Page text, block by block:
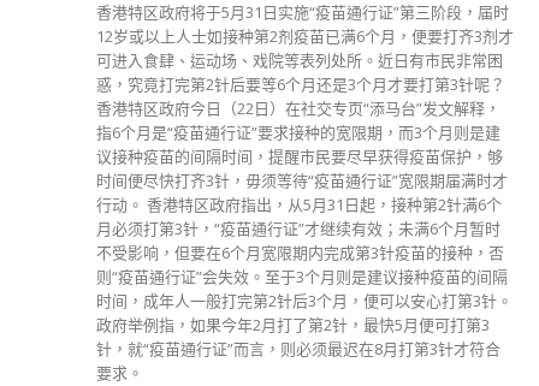
香港特区政府将于5月31日实施“疫苗通行证”第三阶段，届时
12岁或以上人士如接种第2剂疫苗已满6个月，便要打齐3剂才
可进入食肆、运动场、戏院等表列处所。近日有市民非常困
惑，究竟打完第2针后要等6个月还是3个月才要打第3针呢？
香港特区政府今日（22日）在社交专页“添马台”发文解释，
指6个月是“疫苗通行证”要求接种的宽限期，而3个月则是建
议接种疫苗的间隔时间，提醒市民要尽早获得疫苗保护，够
时间便尽快打齐3针，毋须等待“疫苗通行证”宽限期届满时才
行动。 香港特区政府指出，从5月31日起，接种第2针满6个
月必须打第3针，“疫苗通行证”才继续有效；未满6个月暂时
不受影响，但要在6个月宽限期内完成第3针疫苗的接种，否
则“疫苗通行证”会失效️。至于3个月则是建议接种疫苗的间隔
时间，成年人一般打完第2针后3个月，便可以安心打第3针。
政府举例指，如果今年2月打了第2针，最快5月便可打第3
针，就“疫苗通行证”而言，则必须最迟在8月打第3针才符合
要求。